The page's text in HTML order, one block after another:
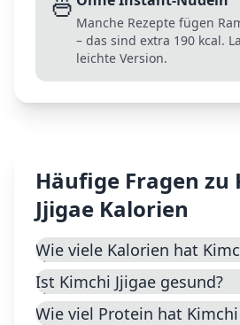
Manche Rezepte fügen
– das sind extra 190 kcal.
leichte Version.
Häufige Fragen zu
Jjigae Kalorien
Wie viele Kalorien hat
Ist Kimchi Jjigae gesund?
Wie viel Protein hat Kimchi